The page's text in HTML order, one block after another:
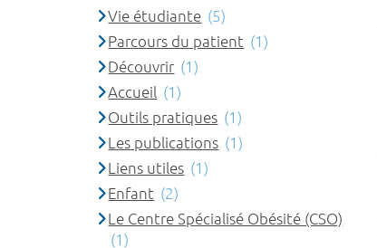
Vie étudiante (5)
Parcours du patient (1)
Découvrir (1)
Accueil (1)
Outils pratiques (1)
Les publications (1)
Liens utiles (1)
Enfant (2)
Le Centre Spécialisé Obésité (CSO)
(1)